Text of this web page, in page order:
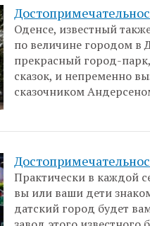
Оденсе, известный
по величине городом в
прекрасный город-
сказок, и непременно
сказочником
Практически в каждой
вы или ваши дети
датский город будет